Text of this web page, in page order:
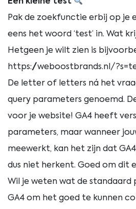
Pak de zoekfunctie erbij op je
eens het woord ‘test’ in. Wat
Hetgeen je wilt zien is
https://weboostbrands.nl/
De letter of letters ná het
query parameters genoemd.
voor je website! GA4 heeft
parameters, maar wanneer
meewerkt, kan het zijn dat
dus niet herkent. Goed om dit
Wil je weten wat de standaard
GA4 om het goed te kunnen